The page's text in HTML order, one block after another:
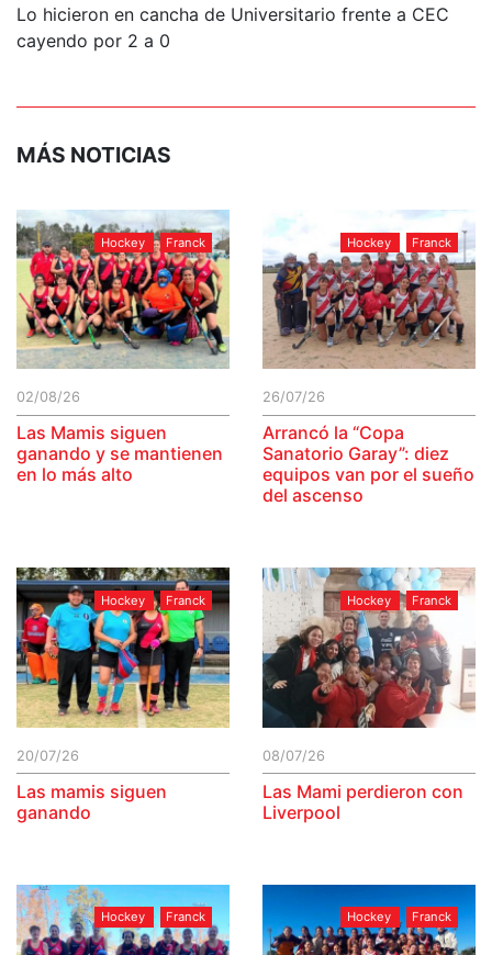
Lo hicieron en cancha de Universitario frente a CEC
cayendo por 2 a 0
MÁS NOTICIAS
Hockey Franck
02/08/26
Las Mamis siguen
ganando y se mantienen
en lo más alto
Hockey Franck
26/07/26
Arrancó la “Copa
Sanatorio Garay”: diez
equipos van por el sueño
del ascenso
Hockey Franck
20/07/26
Las mamis siguen
ganando
Hockey Franck
08/07/26
Las Mami perdieron con
Liverpool
Hockey Franck Hockey Franck